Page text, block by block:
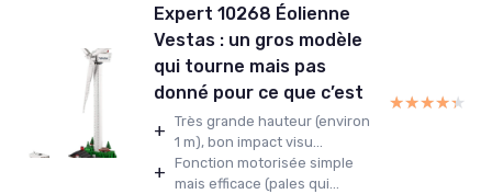
Expert 10268 Éolienne
Vestas : un gros modèle
qui tourne mais pas
donné pour ce que c’est
+ Très grande hauteur (environ
1 m), bon impact visu...
+ Fonction motorisée simple
mais efficace (pales qui...
★★★★★
★★★★★